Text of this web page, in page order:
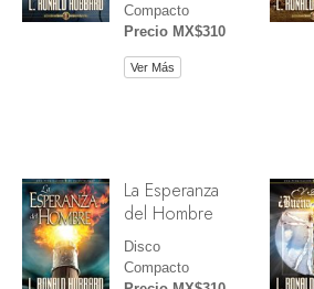
Compacto
Precio MX$310
Ver Más
La Esperanza
del Hombre
Disco
Compacto